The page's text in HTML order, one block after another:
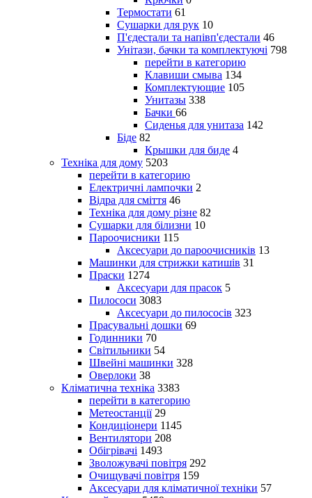
Термостати 61
Сушарки для рук 10
П'єдестали та напівп'єдестали 46
Унітази, бачки та комплектуючі 798
перейти в категорию
Клавиши смыва 134
Комплектующие 105
Унитазы 338
Бачки 66
Сиденья для унитаза 142
Біде 82
Крышки для биде 4
Техніка для дому 5203
перейти в категорию
Електричні лампочки 2
Відра для сміття 46
Техніка для дому різне 82
Сушарки для білизни 10
Пароочисники 115
Аксесуари до пароочисників 13
Машинки для стрижки катишів 31
Праски 1274
Аксесуари для прасок 5
Пилососи 3083
Аксесуари до пилососів 323
Прасувальні дошки 69
Годинники 70
Світильники 54
Швейні машинки 328
Оверлоки 38
Кліматична техніка 3383
перейти в категорию
Метеостанції 29
Кондиціонери 1145
Вентилятори 208
Обігрівачі 1493
Зволожувачі повітря 292
Очищувачі повітря 159
Аксесуари для кліматичної техніки 57